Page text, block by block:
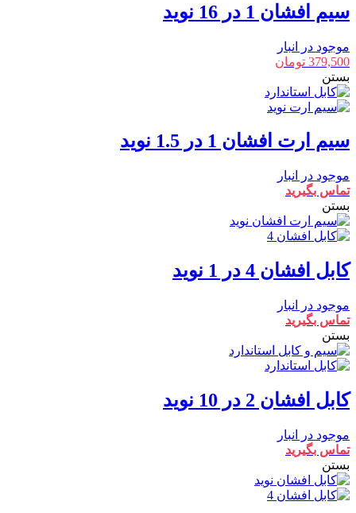
سیم افشان 1 در 16 نوید
موجود در انبار
379,500 تومان
بستن
سیم ارت افشان 1 در 1.5 نوید
موجود در انبار
تماس بگیرید
بستن
کابل افشان 4 در 1 نوید
موجود در انبار
تماس بگیرید
بستن
کابل افشان 2 در 10 نوید
موجود در انبار
تماس بگیرید
بستن